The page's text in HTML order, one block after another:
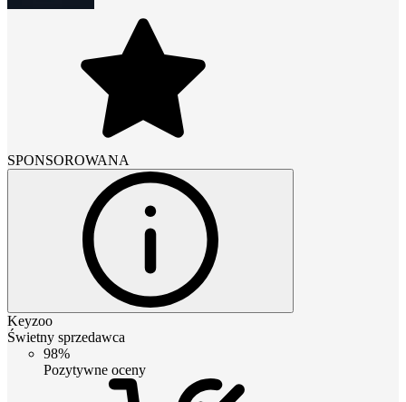
SPONSOROWANA
Keyzoo
Świetny sprzedawca
98%
Pozytywne oceny